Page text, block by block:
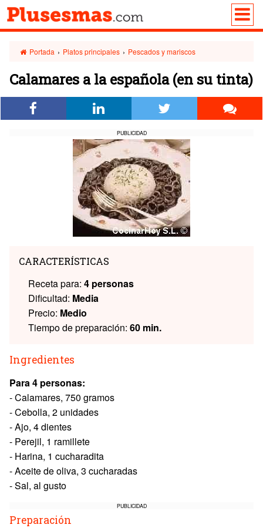
Portada › Platos principales › Pescados y mariscos
Calamares a la española (en su tinta)
PUBLICIDAD
CARACTERÍSTICAS
Receta para: 4 personas
Dificultad: Media
Precio: Medio
Tiempo de preparación: 60 min.
Ingredientes
Para 4 personas:
- Calamares, 750 gramos
- Cebolla, 2 unidades
- Ajo, 4 dientes
- Perejil, 1 ramillete
- Harina, 1 cucharadita
- Aceite de oliva, 3 cucharadas
- Sal, al gusto
PUBLICIDAD
Preparación